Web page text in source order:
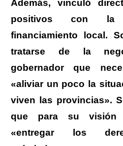
Además, vinculó
positivos con la
financiamiento local.
tratarse de la
gobernador que
«aliviar un poco la
viven las provincias».
que para su
«entregar los